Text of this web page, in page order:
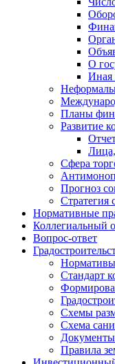
О
Иная
Планы
Развитие
Сфера
Прогноз
Стратегия
Нормативные
Коллегиальный
Вопрос-ответ
Нормативы
Стандарт
Схемы
Схема
Документы
Правила